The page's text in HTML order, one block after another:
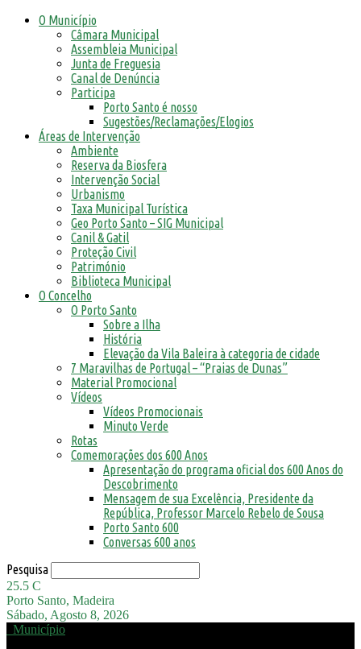
O Município
Câmara Municipal
Assembleia Municipal
Junta de Freguesia
Canal de Denúncia
Participa
Porto Santo é nosso
Sugestões/Reclamações/Elogios
Áreas de Intervenção
Ambiente
Reserva da Biosfera
Intervenção Social
Urbanismo
Taxa Municipal Turística
Geo Porto Santo – SIG Municipal
Canil & Gatil
Proteção Civil
Património
Biblioteca Municipal
O Concelho
O Porto Santo
Sobre a Ilha
História
Elevação da Vila Baleira à categoria de cidade
7 Maravilhas de Portugal – “Praias de Dunas”
Material Promocional
Vídeos
Vídeos Promocionais
Minuto Verde
Rotas
Comemorações dos 600 Anos
Apresentação do programa oficial dos 600 Anos do
Descobrimento
Mensagem de sua Excelência, Presidente da
República, Professor Marcelo Rebelo de Sousa
Porto Santo 600
Conversas 600 anos
Pesquisa
25.5 C
Porto Santo, Madeira
Sábado, Agosto 8, 2026
Município